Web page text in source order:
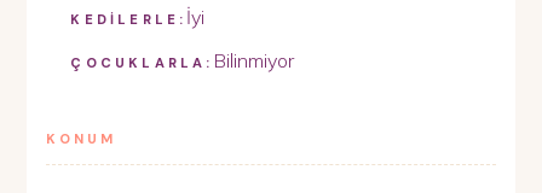
KEDİLERLE: İyi
ÇOCUKLARLA: Bilinmiyor
KONUM